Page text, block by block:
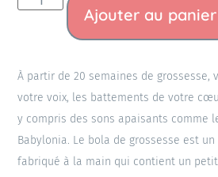
Ajouter au panier
À partir de 20 semaines de grossesse,
votre voix, les battements de votre
y compris des sons apaisants comme
Babylonia. Le bola de grossesse est
fabriqué à la main qui contient un